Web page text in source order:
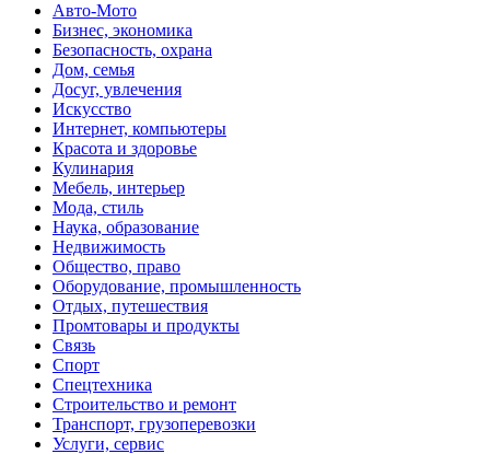
Авто-Мото
Бизнес, экономика
Безопасность, охрана
Дом, семья
Досуг, увлечения
Искусство
Интернет, компьютеры
Красота и здоровье
Кулинария
Мебель, интерьер
Мода, стиль
Наука, образование
Недвижимость
Общество, право
Оборудование, промышленность
Отдых, путешествия
Промтовары и продукты
Связь
Спорт
Спецтехника
Строительство и ремонт
Транспорт, грузоперевозки
Услуги, сервис